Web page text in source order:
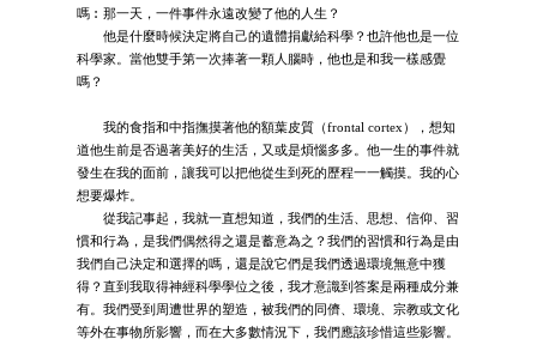
嗎︰那一天，一件事件永遠改變了他的人生？
他是什麼時候決定將自己的遺體捐獻給科學？也許他也是一位
科學家。當他雙手第一次捧著一顆人腦時，他也是和我一樣感覺
嗎？
我的食指和中指撫摸著他的額葉皮質（frontal cortex），想知
道他生前是否過著美好的生活，又或是煩惱多多。他一生的事件就
發生在我的面前，讓我可以把他從生到死的歷程一一觸摸。我的心
想要爆炸。
從我記事起，我就一直想知道，我們的生活、思想、信仰、習
慣和行為，是我們偶然得之還是蓄意為之？我們的習慣和行為是由
我們自己決定和選擇的嗎，還是說它們是我們透過環境無意中獲
得？直到我取得神經科學學位之後，我才意識到答案是兩種成分兼
有。我們受到周遭世界的塑造，被我們的同儕、環境、宗教或文化
等外在事物所影響，而在大多數情況下，我們應該珍惜這些影響。